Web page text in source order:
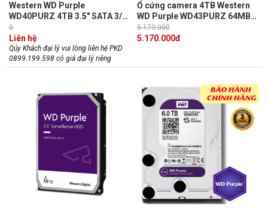
Western WD Purple
WD40PURZ 4TB 3.5" SATA 3/
64MB Cache/ 5400RPM dòng ổ
cứng chuyên dụng cho camera
(chính hãng)
0
Liên hệ
Qúy Khách đại lý vui lòng liên hệ PKD
0899.199.598 có giá đại lý riêng
Ổ cứng camera 4TB Western
WD Purple WD43PURZ 64MB
Cache, 5400RPM
5.170.000
5.170.000đ